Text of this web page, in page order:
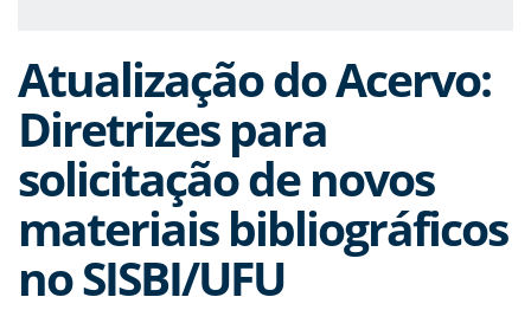
Atualização do Acervo:
Diretrizes para
solicitação de novos
materiais bibliográficos
no SISBI/UFU